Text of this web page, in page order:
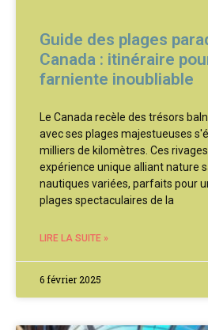
Guide des plages
Canada : itinéraire
farniente inoubliable
Le Canada recèle des trésors
avec ses plages majestueuses
milliers de kilomètres. Ces
expérience unique alliant nature
nautiques variées, parfaits pour
plages spectaculaires de la
LIRE LA SUITE »
6 février 2025